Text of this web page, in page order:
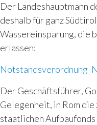
Der Landeshauptmann
deshalb für ganz
Wassereinsparung, die
erlassen:
Der Geschäftsführer,
Gelegenheit, in Rom
staatlichen